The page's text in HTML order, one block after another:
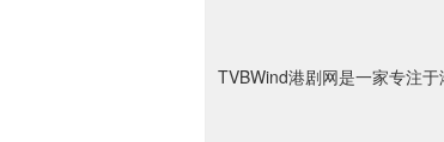
TVBWind港剧网是一家专注